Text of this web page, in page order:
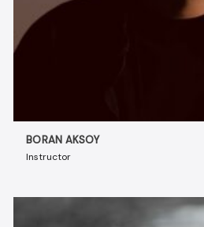
BORAN AKSOY
Instructor